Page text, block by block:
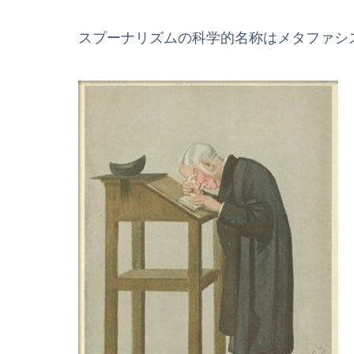
スプーナリズムの科学的名称はメタファシ